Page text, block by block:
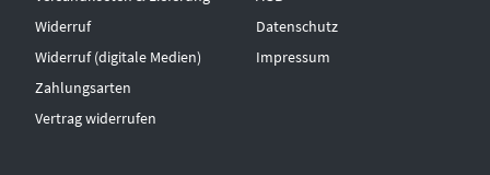
Widerruf
Widerruf (digitale Medien)
Zahlungsarten
Vertrag widerrufen
Datenschutz
Impressum